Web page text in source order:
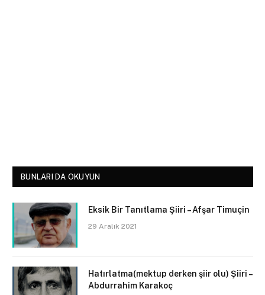
BUNLARI DA OKUYUN
Eksik Bir Tanıtlama Şiiri – Afşar Timuçin
29 Aralık 2021
Hatırlatma(mektup derken şiir olu) Şiiri –
Abdurrahim Karakoç